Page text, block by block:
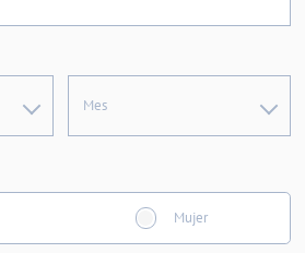
Mes
Mujer